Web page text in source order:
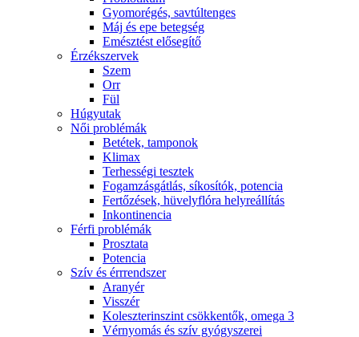
Gyomorégés, savtúltenges
Máj és epe betegség
Emésztést elősegítő
Érzékszervek
Szem
Orr
Fül
Húgyutak
Női problémák
Betétek, tamponok
Klimax
Terhességi tesztek
Fogamzásgátlás, síkosítók, potencia
Fertőzések, hüvelyflóra helyreállítás
Inkontinencia
Férfi problémák
Prosztata
Potencia
Szív és érrrendszer
Aranyér
Visszér
Koleszterinszint csökkentők, omega 3
Vérnyomás és szív gyógyszerei